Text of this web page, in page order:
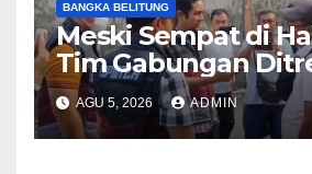
BANGKA BELITUNG
Meski Sempat di
Tim Gabungan
Berhasil untuk
Mengamankan Biji
Ilegal Sebanyak 53
AGU 5, 2026 ADMIN